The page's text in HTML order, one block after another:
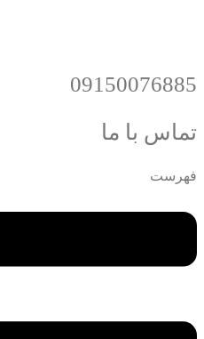
09150076885
تماس با ما
فهرست